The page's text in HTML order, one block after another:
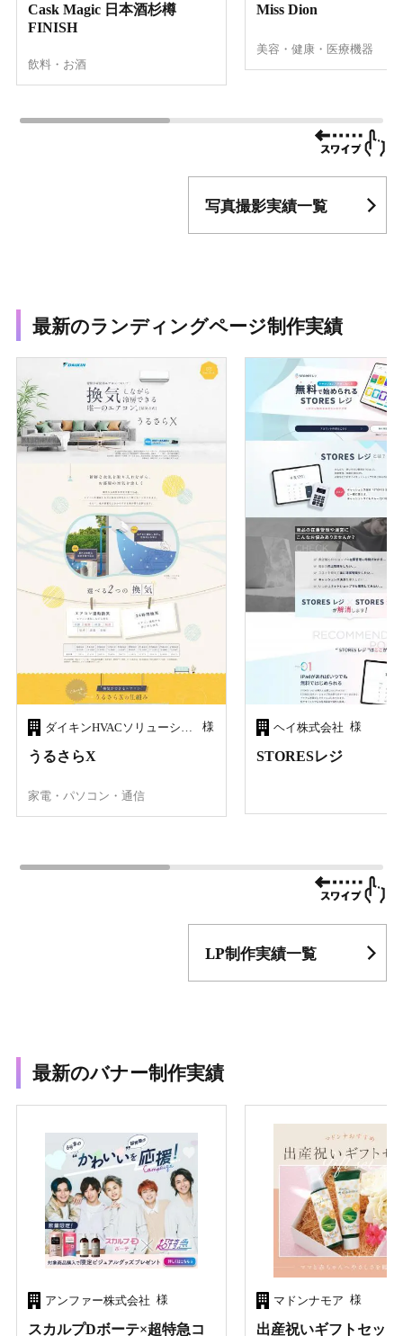
Cask Magic 日本酒杉樽
FINISH
飲料・お酒
Miss Dion
美容・健康・医療機器
写真撮影実績一覧
最新のランディングページ制作実績
ダイキンHVACソリューション東京株式会社 様
うるさらX
家電・パソコン・通信
ヘイ株式会社 様
STORESレジ
LP制作実績一覧
最新のバナー制作実績
アンファー株式会社 様
スカルプDボーテ×超特急コ
マドンナモア 様
出産祝いギフトセッ